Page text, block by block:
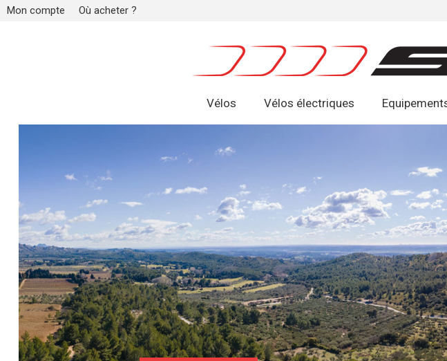
Mon compte Où acheter ?
Vélos Vélos électriques